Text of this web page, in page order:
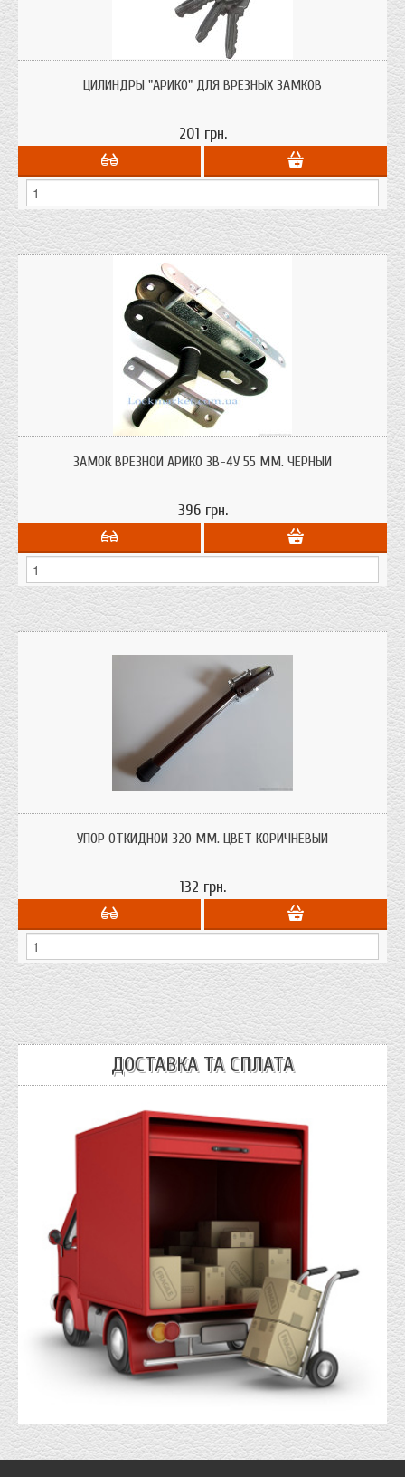
производстваЦИЛИНДРЫ "АРИКО" ДЛЯ ВРЕЗНЫХ ЗАМКОВ
201 грн.
деревянных дверей. Бюджетный в кабинет, офис, дачу. Аналог
Симферопольского замка
ЗАМОК ВРЕЗНОЙ АРИКО ЗВ-4У 55 ММ. ЧЕРНЫЙ
396 грн.
УПОР ОТКИДНОЙ 320 ММ. ЦВЕТ КОРИЧНЕВЫЙ
132 грн.
ДОСТАВКА ТА СПЛАТА